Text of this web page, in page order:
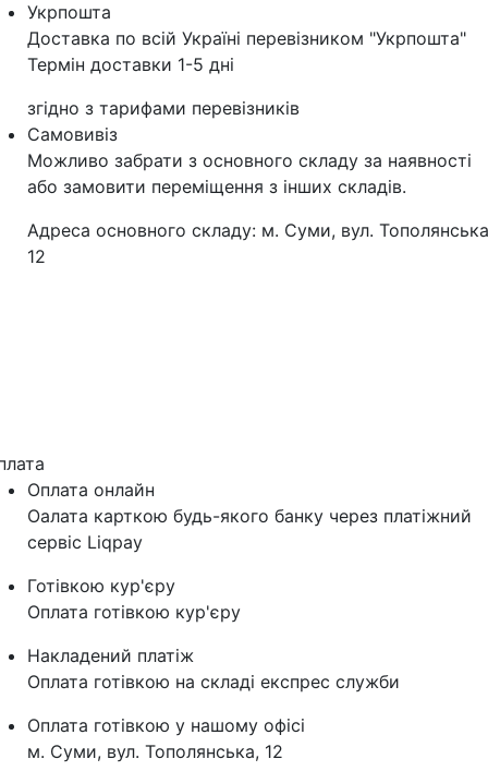
Укрпошта
Доставка по всій Україні перевізником "Укрпошта"
Термін доставки 1-5 дні
згідно з тарифами перевізників
Самовивіз
Можливо забрати з основного складу за наявності
або замовити переміщення з інших складів.
Адреса основного складу: м. Суми, вул.
12
Оплата онлайн
Оалата карткою будь-якого банку через платіжний
сервіс Liqpay
Готівкою кур'єру
Оплата готівкою кур'єру
Накладений платіж
Оплата готівкою на складі експрес служби
Оплата готівкою у нашому офісі
м. Суми, вул. Тополянська, 12